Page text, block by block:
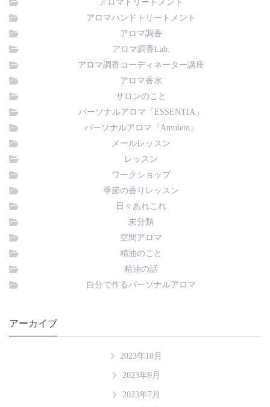
アロマトリートメント
アロマハンドトリートメント
アロマ調香
アロマ調香Lab.
アロマ調香コーディネーター講座
アロマ香水
サロンのこと
パーソナルアロマ「ESSENTIA」
パーソナルアロマ『Amuleto』
メールレッスン
レッスン
ワークショップ
季節の香りレッスン
日々あれこれ
未分類
空間アロマ
精油のこと
精油の話
自分で作るパーソナルアロマ
アーカイブ
2023年10月
2023年9月
2023年7月